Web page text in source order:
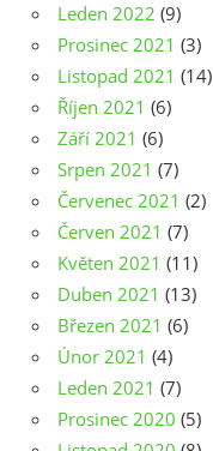
Leden 2022 (9)
Prosinec 2021 (3)
Listopad 2021 (14)
Říjen 2021 (6)
Září 2021 (6)
Srpen 2021 (7)
Červenec 2021 (2)
Červen 2021 (7)
Květen 2021 (11)
Duben 2021 (13)
Březen 2021 (6)
Únor 2021 (4)
Leden 2021 (7)
Prosinec 2020 (5)